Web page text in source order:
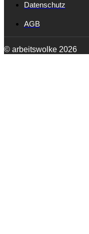
Datenschutz
AGB
© arbeitswolke 2026